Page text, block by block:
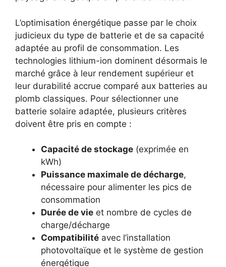
L’optimisation énergétique passe par le choix
judicieux du type de batterie et de sa capacité
adaptée au profil de consommation. Les
technologies lithium-ion dominent désormais le
marché grâce à leur rendement supérieur et
leur durabilité accrue comparé aux batteries au
plomb classiques. Pour sélectionner une
batterie solaire adaptée, plusieurs critères
doivent être pris en compte :
Capacité de stockage (exprimée en
kWh)
Puissance maximale de décharge,
nécessaire pour alimenter les pics de
consommation
Durée de vie et nombre de cycles de
charge/décharge
Compatibilité avec l’installation
photovoltaïque et le système de gestion
énergétique